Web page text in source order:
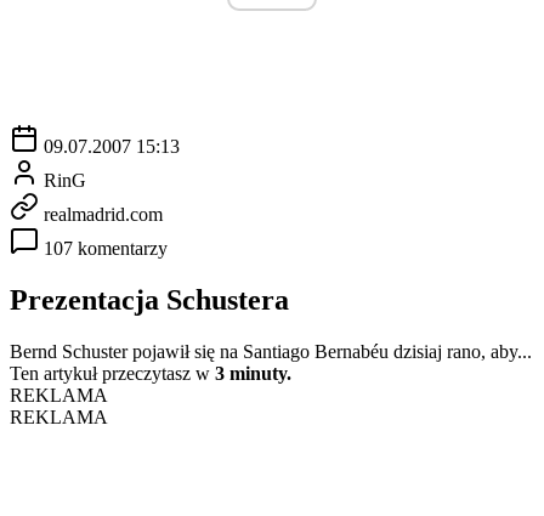
09.07.2007 15:13
RinG
realmadrid.com
107 komentarzy
Prezentacja Schustera
Bernd Schuster pojawił się na Santiago Bernabéu dzisiaj rano, aby...
Ten artykuł przeczytasz w 3 minuty.
REKLAMA
REKLAMA